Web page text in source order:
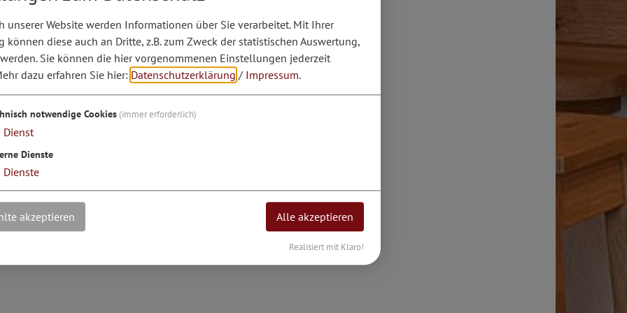
Bockbierfest und Osterfrühstück
unserer Website werden Informationen über Sie verarbeitet. Mit Ihrer
können diese auch an Dritte, z.B. zum Zweck der statistischen Auswertung,
Sie können die hier vorgenommenen Einstellungen jederzeit
dazu erfahren Sie hier: Datenschutzerklärung / Impressum.
notwendige Cookies (immer erforderlich)
Dienst
Dienste
Dienste
akzeptieren Alle akzeptieren
Realisiert mit Klaro!